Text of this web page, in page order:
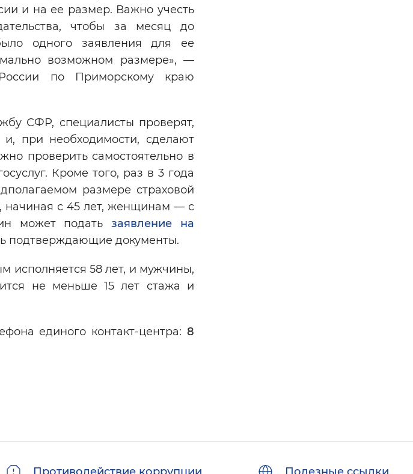
и на ее размер. Важно учесть
чтобы за месяц до
одного заявления для ее
возможном размере», —
России по Приморскому краю
СФР, специалисты проверят,
при необходимости, сделают
проверить самостоятельно в
Кроме того, раз в 3 года
размере страховой
начиная с 45 лет, женщинам — с
может податьзаявление на
подтверждающие документы.
исполняется 58 лет, и мужчины,
не меньше 15 лет стажа и
единого контакт-центра: 8